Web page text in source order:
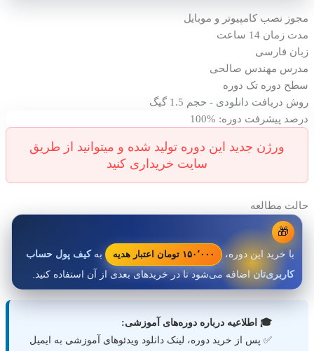
مجوز نصب کامپیوتر و موبایل
مدت زمان 14 ساعت
زبان فارسی
مدرس مهندس صالحی
سطح دوره تک دوره
روش دریافت دانلودی - حجم 1.5 گیگ
درصد پیشرفت دوره: %100
حالت مطالعه
🎁
با خرید این دوره، ۱۵۰٬۰۰۰ تومان اعتبار هدیه به کیف پول حساب
کاربری‌تاناضافه می‌شود تا در خریدهای بعدی از آن استفاده کنید.
🎓 اطلاعیه درباره دوره‌های آموزشی:
✅ پس از خرید دوره، لینک دانلود ویدئوهای آموزشی به ایمیل